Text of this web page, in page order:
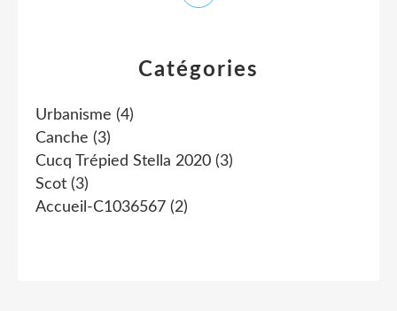
Catégories
Urbanisme (4)
Canche (3)
Cucq Trépied Stella 2020 (3)
Scot (3)
Accueil-C1036567 (2)